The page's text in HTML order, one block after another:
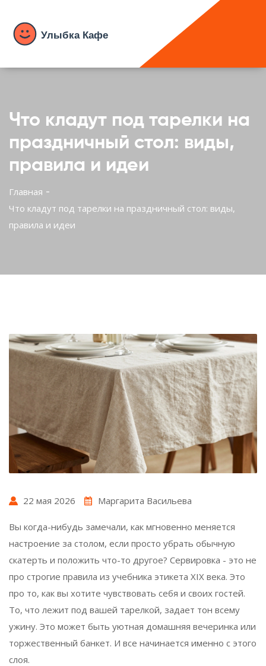
Что кладут под тарелки на
праздничный стол: виды,
правила и идеи
Главная
Что кладут под тарелки на праздничный стол: виды,
правила и идеи
22 мая 2026 Маргарита Васильева
Вы когда-нибудь замечали, как мгновенно меняется
настроение за столом, если просто убрать обычную
скатерть и положить что-то другое? Сервировка - это не
про строгие правила из учебника этикета XIX века. Это
про то, как вы хотите чувствовать себя и своих гостей.
То, что лежит под вашей тарелкой, задает тон всему
ужину. Это может быть уютная домашняя вечеринка или
торжественный банкет. И все начинается именно с этого
слоя.